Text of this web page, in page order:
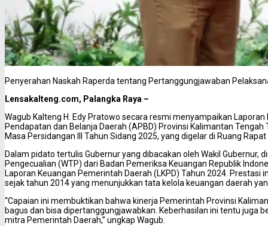
Penyerahan Naskah Raperda tentang Pertanggungjawaban
Lensakalteng.com, Palangka Raya –
Wagub Kalteng H. Edy Pratowo secara resmi menyampaikan
Pendapatan dan Belanja Daerah (APBD) Provinsi Kalimantan
Masa Persidangan III Tahun Sidang 2025, yang digelar di Ruang
Dalam pidato tertulis Gubernur yang dibacakan oleh Wakil Gubernur,
Pengecualian (WTP) dari Badan Pemeriksa Keuangan Republik
Laporan Keuangan Pemerintah Daerah (LKPD) Tahun 2024.
sejak tahun 2014 yang menunjukkan tata kelola keuangan daerah
“Capaian ini membuktikan bahwa kinerja Pemerintah Provinsi
bagus dan bisa dipertanggungjawabkan. Keberhasilan ini tentu juga
mitra Pemerintah Daerah,” ungkap Wagub.